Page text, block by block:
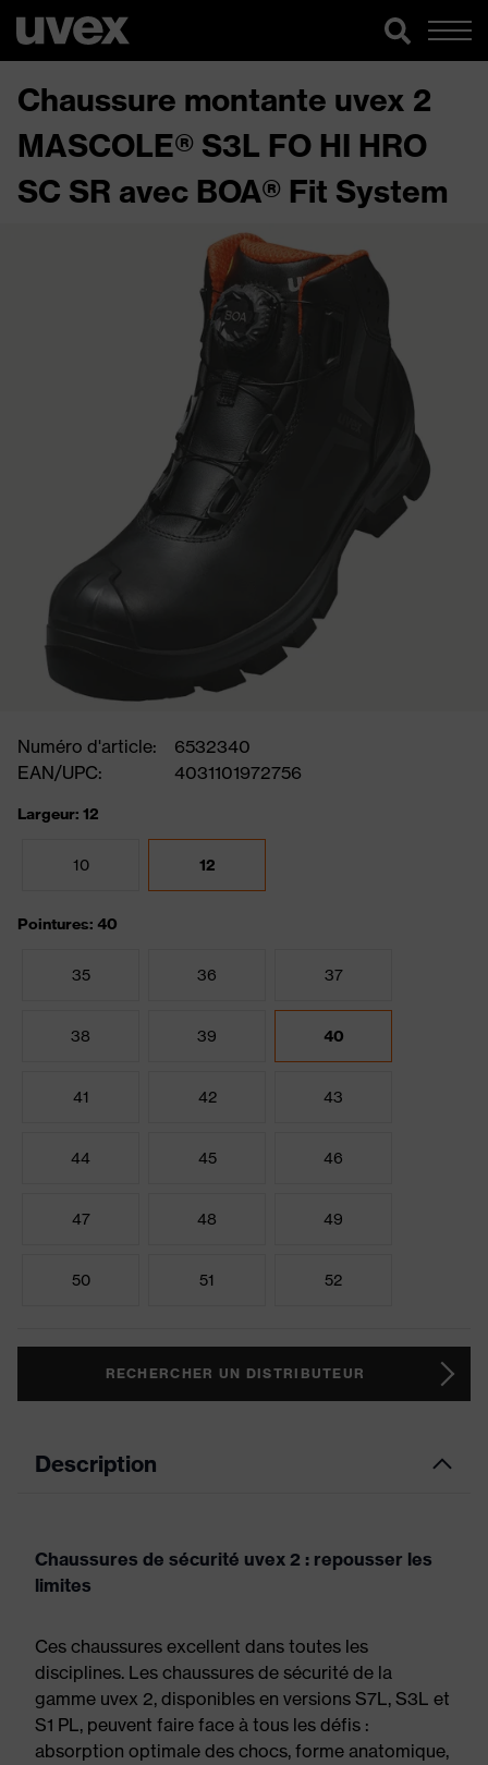
Chaussure montante uvex 2
MASCOLE® S3L FO HI HRO
SC SR avec BOA® Fit System
Numéro d'article:
6532340
EAN/UPC:
4031101972756
Largeur: 12
10 12
Pointures: 40
35 36 37
38 39 40
41 42 43
44 45 46
47 48 49
50 51 52
RECHERCHER UN DISTRIBUTEUR
Description
Chaussures de sécurité uvex 2 : repousser les
limites
Ces chaussures excellent dans toutes les
disciplines. Les chaussures de sécurité de la
gamme uvex 2, disponibles en versions S7L, S3L et
S1 PL, peuvent faire face à tous les défis :
absorption optimale des chocs, forme anatomique,